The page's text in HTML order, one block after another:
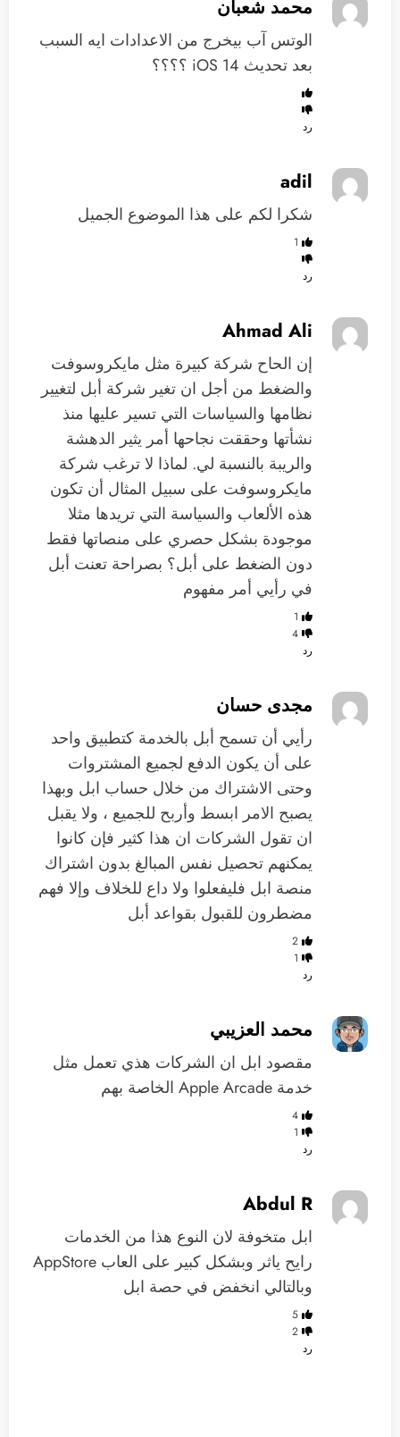
محمد شعبان
الوتس آب بيخرج من الاعدادات ايه السبب
بعد تحديث iOS 14 ؟؟؟؟
رد
adil
شكرا لكم على هذا الموضوع الجميل
1
رد
Ahmad Ali
إن الحاح شركة كبيرة مثل مايكروسوفت
والضغط من أجل ان تغير شركة أبل لتغيير
نظامها والسياسات التي تسير عليها منذ
نشأتها وحققت نجاحها أمر يثير الدهشة
والريبة بالنسبة لي. لماذا لا ترغب شركة
مايكروسوفت على سبيل المثال أن تكون
هذه الألعاب والسياسة التي تريدها مثلا
موجودة بشكل حصري على منصاتها فقط
دون الضغط على أبل؟ بصراحة تعنت أبل
في رأيي أمر مفهوم
1
4
رد
مجدى حسان
رأيي أن تسمح أبل بالخدمة كتطبيق واحد
على أن يكون الدفع لجميع المشتروات
وحتى الاشتراك من خلال حساب ابل وبهذا
يصبح الامر ابسط وأربح للجميع ، ولا يقبل
ان تقول الشركات ان هذا كثير فإن كانوا
يمكنهم تحصيل نفس المبالغ بدون اشتراك
منصة ابل فليفعلوا ولا داع للخلاف وإلا فهم
مضطرون للقبول بقواعد أبل
2
1
رد
محمد العزيبي
مقصود ابل ان الشركات هذي تعمل مثل
خدمة Apple Arcade الخاصة بهم
4
1
رد
Abdul R
ابل متخوفة لان النوع هذا من الخدمات
رايح ياثر وبشكل كبير على العاب AppStore
وبالتالي انخفض في حصة ابل
5
2
رد